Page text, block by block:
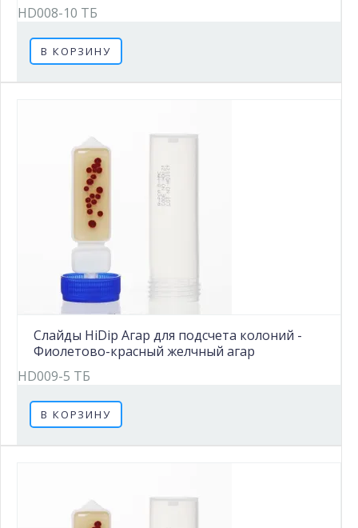
HD008-10 ТБ
В КОРЗИНУ
Слайды HiDip Агар для подсчета колоний -
Фиолетово-красный желчный агар
HD009-5 ТБ
В КОРЗИНУ